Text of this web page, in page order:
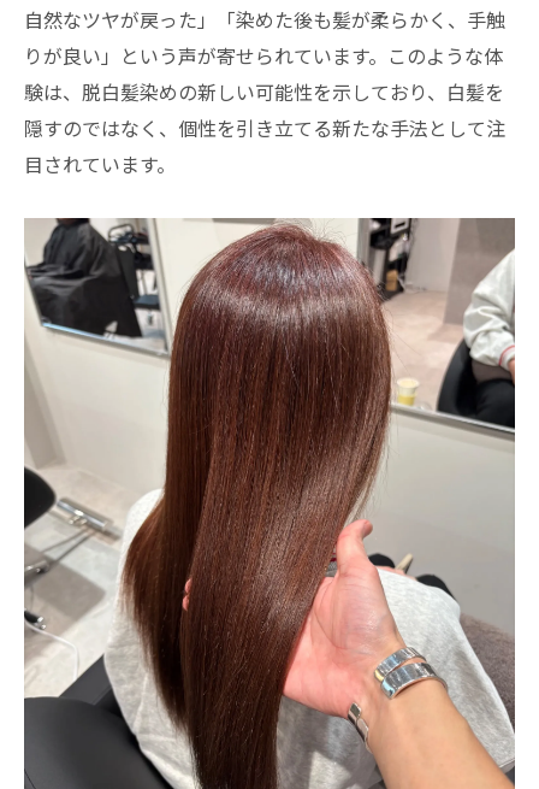
自然なツヤが戻った」「染めた後も髪が柔らかく、手触
りが良い」という声が寄せられています。このような体
験は、脱白髪染めの新しい可能性を示しており、白髪を
隠すのではなく、個性を引き立てる新たな手法として注
目されています。